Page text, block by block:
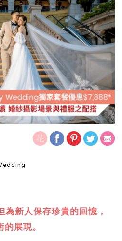
新人保存珍貴的回憶，
展現。